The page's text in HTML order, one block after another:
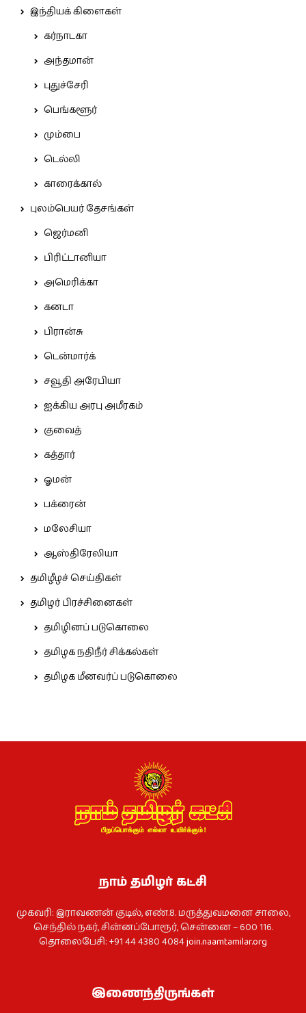
இந்தியக் கிளைகள்
கர்நாடகா
அந்தமான்
புதுச்சேரி
பெங்களூர்
மும்பை
டெல்லி
காரைக்கால்
புலம்பெயர் தேசங்கள்
ஜெர்மனி
பிரிட்டானியா
அமெரிக்கா
கனடா
பிரான்சு
டென்மார்க்
சவூதி அரேபியா
ஐக்கிய அரபு அமீரகம்
குவைத்
கத்தார்
ஓமன்
பக்ரைன்
மலேசியா
ஆஸ்திரேலியா
தமிழீழச் செய்திகள்
தமிழர் பிரச்சினைகள்
தமிழினப் படுகொலை
தமிழக நதிநீர் சிக்கல்கள்
தமிழக மீனவர்ப் படுகொலை
நாம் தமிழர் கட்சி
முகவரி: இராவணன் குடில், எண்.8. மருத்துவமனை சாலை,
செந்தில் நகர், சின்னப்போரூர், சென்னை – 600 116.
தொலைபேசி: +91 44 4380 4084join.naamtamilar.org
இணைந்திருங்கள்